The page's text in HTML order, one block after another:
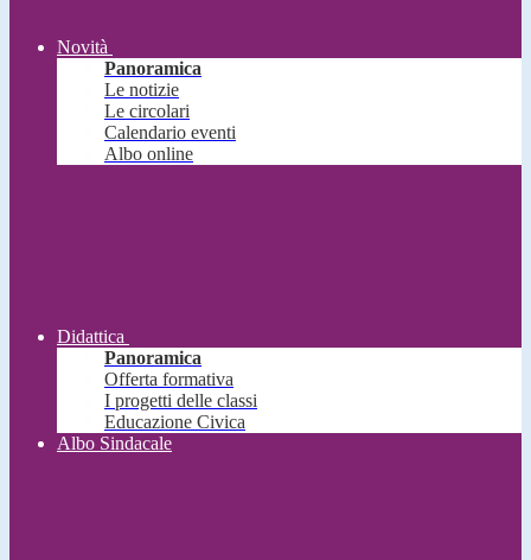
Novità
Panoramica
Le notizie
Le circolari
Calendario eventi
Albo online
Didattica
Panoramica
Offerta formativa
I progetti delle classi
Educazione Civica
Albo Sindacale